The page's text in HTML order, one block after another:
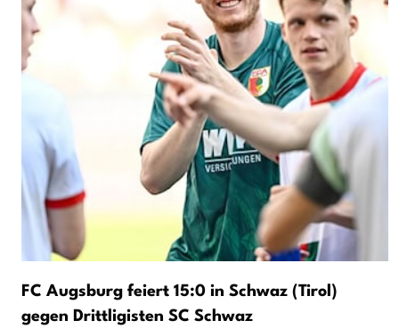
FC Augsburg feiert 15:0 in Schwaz (Tirol)
gegen Drittligisten SC Schwaz